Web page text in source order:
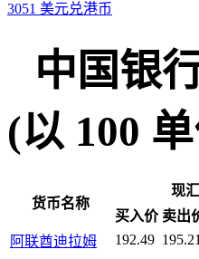
3051 美元兑港币
中国银
(以 100
货币名称
现汇
买入价 卖出
阿联酋迪拉姆
192.49 195.21